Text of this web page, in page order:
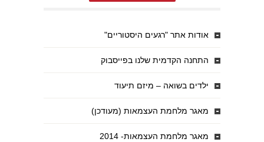
אודות אתר "רגעים היסטוריים"
התחנה הקדמית שלנו בפייסבוק
ילדים בשואה – מיזם תיעוד
מאגר מלחמת העצמאות (מעודכן)
מאגר מלחמת העצמאות- 2014